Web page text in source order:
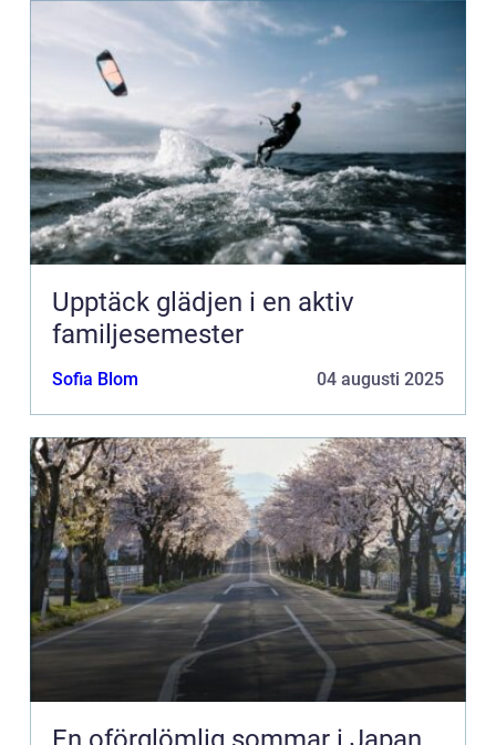
Upptäck glädjen i en aktiv
familjesemester
Sofia Blom 04 augusti 2025